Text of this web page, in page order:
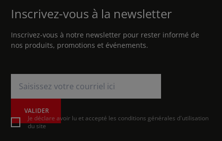
Inscrivez-vous à la newsletter
Inscrivez-vous à notre newsletter pour rester informé de
nos produits, promotions et événements.
VALIDER
Je déclare avoir lu et accepté les conditions générales d'utilisation
du site